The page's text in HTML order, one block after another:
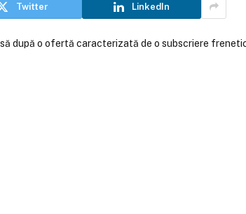
Twitter LinkedIn